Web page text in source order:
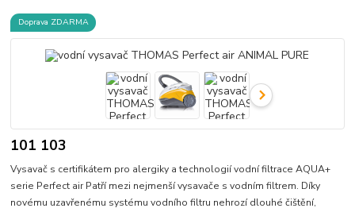
Doprava ZDARMA
101 103
Vysavač s certifikátem pro alergiky a technologií vodní filtrace AQUA+
serie Perfect air Patří mezi nejmenší vysavače s vodním filtrem. Díky
novému uzavřenému systému vodního filtru nehrozí dlouhé čištění,